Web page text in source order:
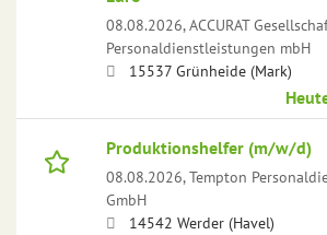
08.08.2026,ACCURAT
Personaldienstleistungen mbH
15537 Grünheide (Mark)
Produktionshelfer (m/w/d)
08.08.2026,Tempton
GmbH
14542 Werder (Havel)